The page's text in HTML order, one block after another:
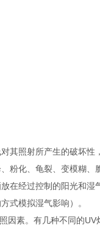
其照射所产生的破坏
粉化、龟裂、变模糊、
在经过控制的阳光和
式模拟湿气影响）。
因素。有几种不同的